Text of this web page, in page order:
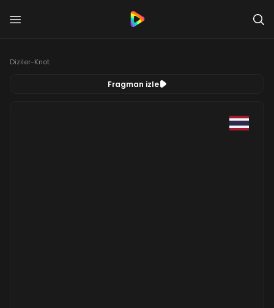
Diziler-Knot
Fragman izle